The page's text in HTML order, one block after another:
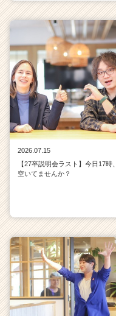
2026.07.15
【27卒説明会ラスト】今日17時、
空いてませんか？